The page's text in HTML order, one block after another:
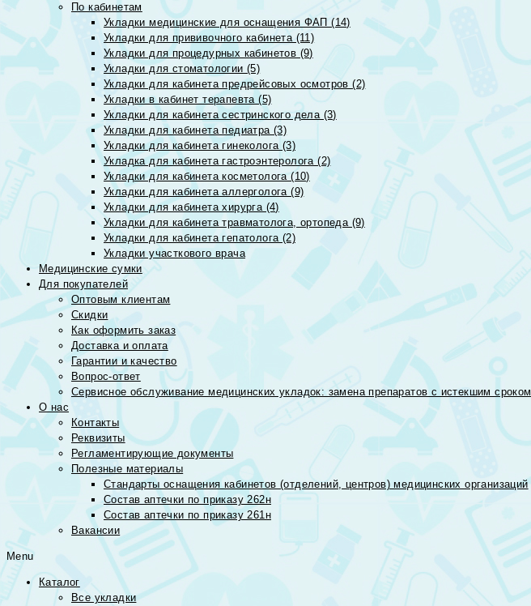
По кабинетам
Укладки медицинские для оснащения ФАП (14)
Укладки для прививочного кабинета (11)
Укладки для процедурных кабинетов (9)
Укладки для стоматологии (5)
Укладки для кабинета предрейсовых осмотров (2)
Укладки в кабинет терапевта (5)
Укладки для кабинета сестринского дела (3)
Укладки для кабинета педиатра (3)
Укладки для кабинета гинеколога (3)
Укладка для кабинета гастроэнтеролога (2)
Укладки для кабинета косметолога (10)
Укладки для кабинета аллерголога (9)
Укладки для кабинета хирурга (4)
Укладки для кабинета травматолога, ортопеда (9)
Укладки для кабинета гепатолога (2)
Укладки участкового врача
Медицинские сумки
Для покупателей
Оптовым клиентам
Скидки
Как оформить заказ
Доставка и оплата
Гарантии и качество
Вопрос-ответ
Сервисное обслуживание медицинских укладок: замена препаратов с истекшим сроком
О нас
Контакты
Реквизиты
Регламентирующие документы
Полезные материалы
Стандарты оснащения кабинетов (отделений, центров) медицинских организаций
Состав аптечки по приказу 262н
Состав аптечки по приказу 261н
Вакансии
Menu
Каталог
Все укладки